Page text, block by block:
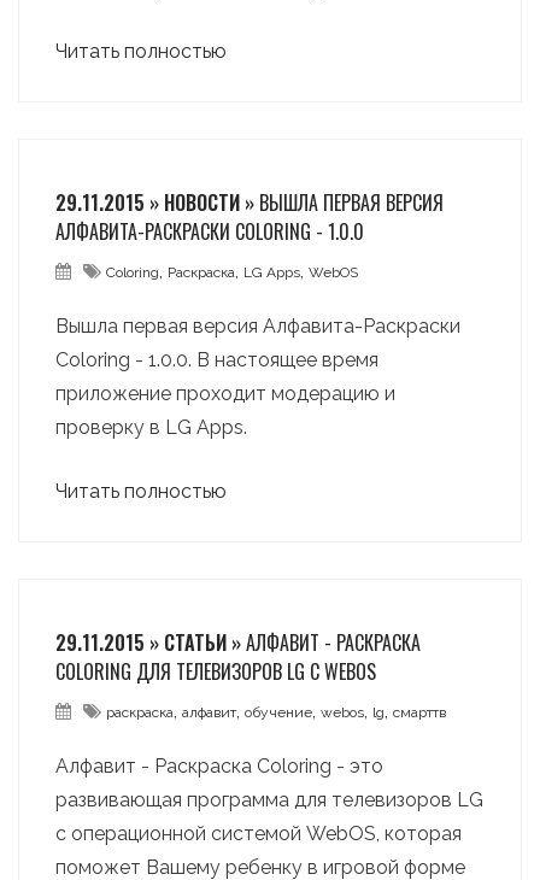
Читать полностью
29.11.2015 » НОВОСТИ » ВЫШЛА ПЕРВАЯ ВЕРСИЯ
АЛФАВИТА-РАСКРАСКИ COLORING - 1.0.0
Coloring, Раскраска, LG Apps, WebOS
Вышла первая версия Алфавита-Раскраски
Coloring - 1.0.0. В настоящее время
приложение проходит модерацию и
проверку в LG Apps.
Читать полностью
29.11.2015 » СТАТЬИ »АЛФАВИТ - РАСКРАСКА
COLORING ДЛЯ ТЕЛЕВИЗОРОВ LG С WEBOS
раскраска, алфавит, обучение, webos, lg, смарттв
Алфавит - Раскраска Coloring - это
развивающая программа для телевизоров LG
с операционной системой WebOS, которая
поможет Вашему ребенку в игровой форме